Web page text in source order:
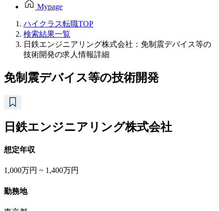
Mypage
ハイクラス転職TOP
検索結果一覧
日鉄エンジニアリング株式会社：免制震デバイス等の
技術開発の求人情報詳細
免制震デバイス等の技術開発
日鉄エンジニアリング株式会社
想定年収
1,000万円 ~ 1,400万円
勤務地